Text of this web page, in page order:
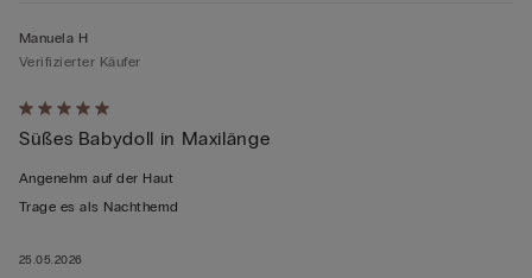
Mit
5
von
5
25.05.2026
Manuela H
Verifizierter Käufer
Süßes Babydoll in Maxilänge
Angenehm auf der Haut
Trage es als Nachthemd